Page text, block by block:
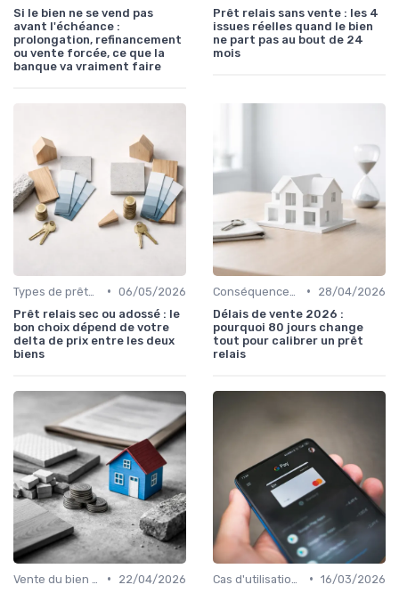
Si le bien ne se vend pas
avant l'échéance :
prolongation, refinancement
ou vente forcée, ce que la
banque va vraiment faire
Prêt relais sans vente : les 4
issues réelles quand le bien
ne part pas au bout de 24
mois
• 06/05/2026
Prêt relais sec ou adossé : le
bon choix dépend de votre
delta de prix entre les deux
biens
•
28/04/2026
Délais de vente 2026 :
pourquoi 80 jours change
tout pour calibrer un prêt
relais
•
22/04/2026
• 16/03/2026